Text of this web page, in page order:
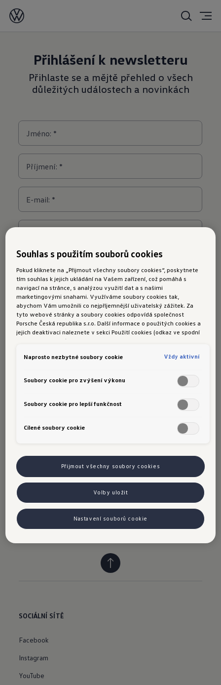
Přihlášení k newsletteru
Přihlaste se a mějtě přehled o všech
důležitých událostech a novinkách
SOCIÁLNÍ SÍTĚ
Facebook
Instagram
YouTube
Souhlas s použitím souborů cookies
Pokud kliknete na „Přijmout všechny soubory cookies“, poskytnete
tím souhlas k jejich ukládání na Vašem zařízení, což pomáhá s
navigací na stránce, s analýzou využití dat a s našimi
marketingovými snahami. Využíváme soubory cookies tak,
abychom Vám umožnili co nejpříjemnější uživatelský zážitek. Za
tyto webové stránky a soubory cookies odpovídá společnost
Porsche Česká republika s.r.o. Další informace o použitých cookies a
jejich deaktivaci naleznete v sekci Použití cookies (odkaz ve spodní
části této stránky).
Naprosto nezbytné soubory cookie Vždy aktivní
Soubory cookie pro zvýšení výkonu
Soubory cookie pro lepší funkčnost
Cílené soubory cookie
Přijmout všechny soubory cookies
Volby uložit
Nastavení souborů cookie